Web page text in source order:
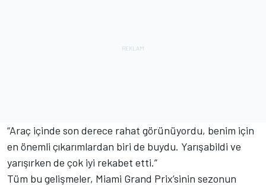
“Araç içinde son derece rahat görünüyordu, benim için
en önemli çıkarımlardan biri de buydu. Yarışabildi ve
yarışırken de çok iyi rekabet etti.”
Tüm bu gelişmeler, Miami Grand Prix’sinin sezonun